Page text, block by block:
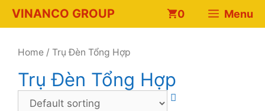
Chuyển
đến
dung
VINANCO GROUP Menu
0
Home / Trụ Đèn Tổng Hợp
Trụ Đèn Tổng Hợp